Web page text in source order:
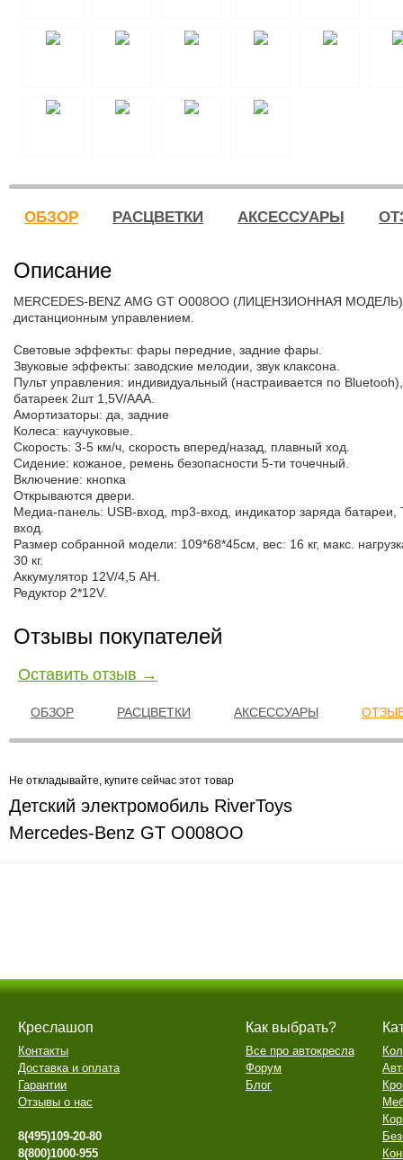
ОБЗОР РАСЦВЕТКИ АКСЕССУАРЫ
Описание
MERCEDES-BENZ AMG GT O008OO (ЛИЦЕНЗИОННАЯ
дистанционным управлением.
Световые эффекты: фары передние, задние фары.
Звуковые эффекты: заводские мелодии, звук клаксона.
Пульт управления: индивидуальный (настраивается по
батареек 2шт 1,5V/AAA.
Амортизаторы: да, задние
Колеса: каучуковые.
Скорость: 3-5 км/ч, скорость вперед/назад, плавный ход.
Сидение: кожаное, ремень безопасности 5-ти точечный.
Включение: кнопка
Открываются двери.
Медиа-панель: USB-вход, mp3-вход, индикатор заряда батареи,
вход.
Размер собранной модели: 109*68*45см, вес: 16 кг, макс.
30 кг.
Аккумулятор 12V/4,5 АН.
Редуктор 2*12V.
Отзывы покупателей
Оставить отзыв →
ОБЗОР РАСЦВЕТКИ АКСЕССУАРЫ
Не откладывайте, купите сейчас этот товар
Детский электромобиль RiverToys
Mercedes-Benz GT O008OO
Креслашоп
Контакты
Доставка и оплата
Гарантии
Отзывы о нас
8(495)109-20-80
8(800)1000-955
Как выбрать?
Все про автокресла
Форум
Блог